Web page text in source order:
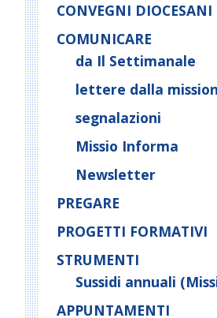
CONVEGNI DIOCESANI
COMUNICARE
da Il Settimanale
lettere dalla
segnalazioni
Missio Informa
Newsletter
PREGARE
PROGETTI FORMATIVI
STRUMENTI
Sussidi annuali
APPUNTAMENTI